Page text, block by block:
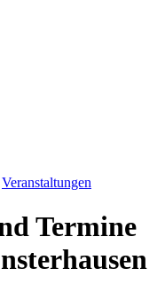
Veranstaltungen
Termine